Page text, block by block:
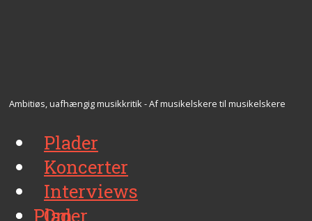
Ambitiøs, uafhængig musikkritik - Af musikelskere til musikelskere
Plader
Koncerter
Interviews
Om
Plader